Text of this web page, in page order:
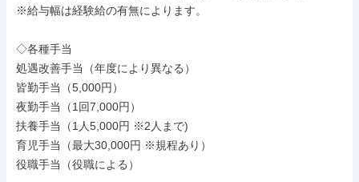
※給与幅は経験給の有無によります。
◇各種手当
処遇改善手当（年度により異なる）
皆勤手当（5,000円）
夜勤手当（1回7,000円）
扶養手当（1人5,000円 ※2人まで)
育児手当（最大30,000円 ※規程あり）
役職手当（役職による）